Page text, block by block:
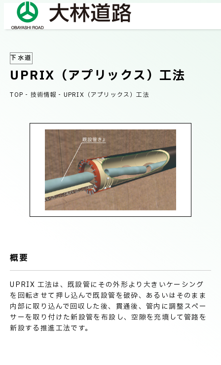
会社情報
社長メッセージ/企業理念
業績情報
サステナビリティ
ネットワーク
事業紹介
OUR WORKS
施工事例
TECHNICAL INFORMATION
製品情報
INFORMATION
お知らせ
下水道
UPRIX（アプリックス）工法
TOP - 技術情報 - UPRIX（アプリックス）工法
概要
UPRIX 工法は、既設管にその外形より大きいケーシング
を回転させて押し込んで既設管を破砕、あるいはそのまま
内部に取り込んで回収した後、貫通後、管内に調整スペー
サーを取り付けた新設管を布設し、空隙を充填して管路を
新設する推進工法です。